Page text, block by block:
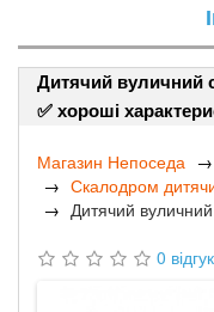
Дитячий вуличний
✅ хороші
Магазин Непоседа
Скалодром
Дитячий
0